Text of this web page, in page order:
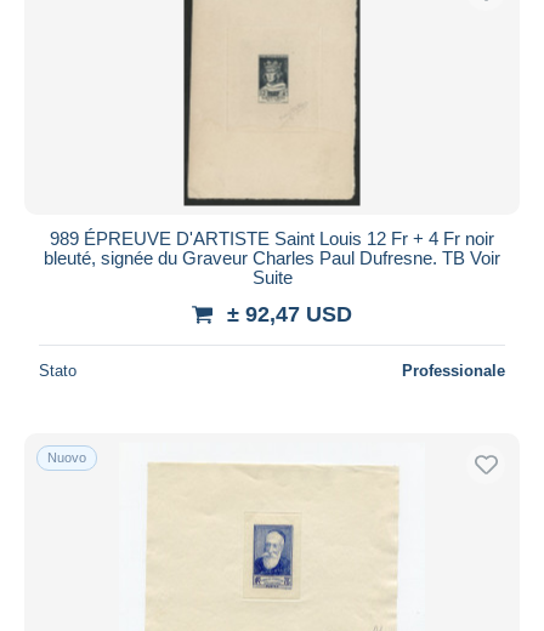
989 ÉPREUVE D'ARTISTE Saint Louis 12 Fr + 4 Fr noir
bleuté, signée du Graveur Charles Paul Dufresne. TB Voir
Suite
± 92,47 USD
Stato Professionale
Nuovo